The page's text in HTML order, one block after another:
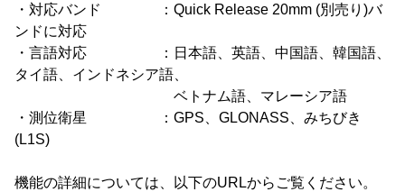
・対応バンド ：Quick Release 20mm (別売り)バ
ンドに対応
・言語対応 ：日本語、英語、中国語、韓国語、
タイ語、インドネシア語、
ベトナム語、マレーシア語
・測位衛星 ：GPS、GLONASS、みちびき
(L1S)
機能の詳細については、以下のURLからご覧ください。